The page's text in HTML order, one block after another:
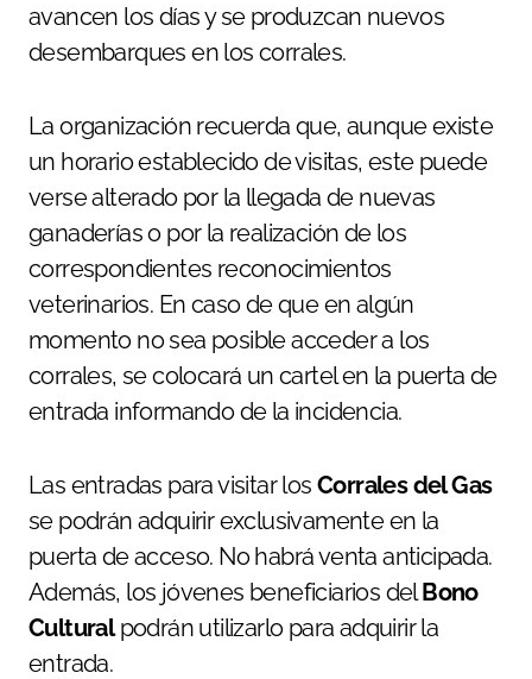
avancen los días y se produzcan nuevos
desembarques en los corrales.
La organización recuerda que, aunque existe
un horario establecido de visitas, este puede
verse alterado por la llegada de nuevas
ganaderías o por la realización de los
correspondientes reconocimientos
veterinarios. En caso de que en algún
momento no sea posible acceder a los
corrales, se colocará un cartel en la puerta de
entrada informando de la incidencia.
Las entradas para visitar los Corrales del Gas
se podrán adquirir exclusivamente en la
puerta de acceso. No habrá venta anticipada.
Además, los jóvenes beneficiarios delBono
Culturalpodrán utilizarlo para adquirir la
entrada.